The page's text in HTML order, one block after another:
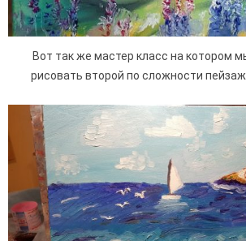
Вот так же мастер класс на котором
рисовать второй по сложности